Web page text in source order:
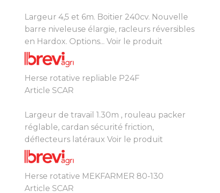
Largeur 4,5 et 6m. Boitier 240cv. Nouvelle
barre niveleuse élargie, racleurs réversibles
en Hardox. Options... Voir le produit
Herse rotative repliable P24F
Article SCAR
Largeur de travail 1.30m , rouleau packer
réglable, cardan sécurité friction,
déflecteurs latéraux Voir le produit
Herse rotative MEKFARMER 80-130
Article SCAR